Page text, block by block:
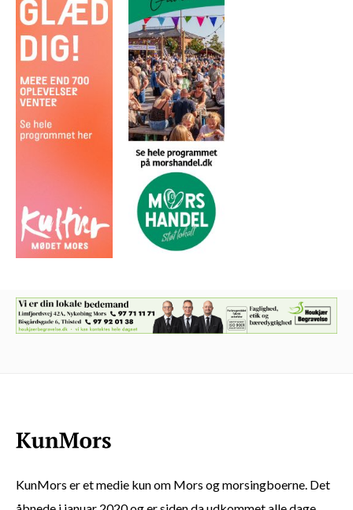
KunMors er et medie kun om Mors og morsingboerne. Det